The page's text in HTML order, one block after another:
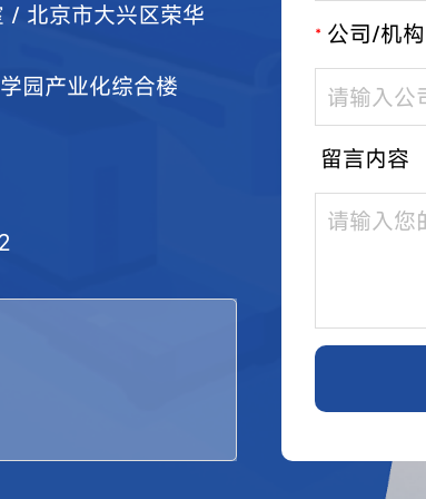
/ 北京市大兴区荣华
园产业化综合楼
* 公司/机构
留言内容